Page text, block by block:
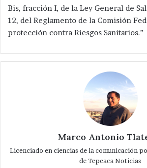
Bis, fracción I, de la Ley General de
12, del Reglamento de la Comisión
protección contra Riesgos Sanitarios.”
Marco Antonio
Licenciado en ciencias de la comunicación
de Tepeaca Noticias